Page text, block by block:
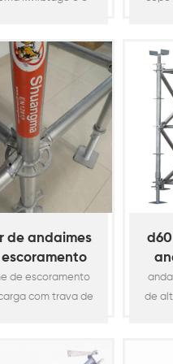
é fabricado
de 50x5mm
dois adaptadores
nas duas
principais do
do kwikstage :
horizontal
cinta diagonal
baia), popa, popa
aço
o
de andaimes
anel d60 /
de escoramento
com trava de
de carga pesada,
de